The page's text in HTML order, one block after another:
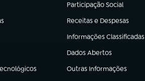
Participação Social
(abre em nova aba)
Receitas e Despesas
(abre em nova aba)
Informações Classificadas
(abre em nova aba)
Dados Abertos
(abre em nova aba)
Outras Informações
(abre em nova aba)